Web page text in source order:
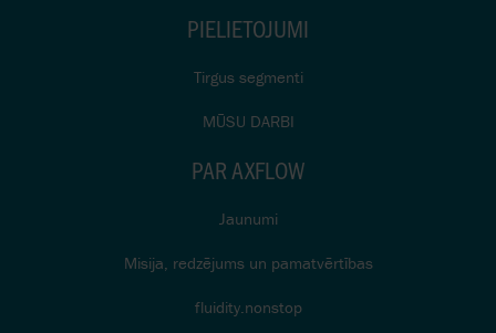
PIELIETOJUMI
Tirgus segmenti
MŪSU DARBI
PAR AXFLOW
Jaunumi
Misija, redzējums un pamatvērtības
fluidity.nonstop